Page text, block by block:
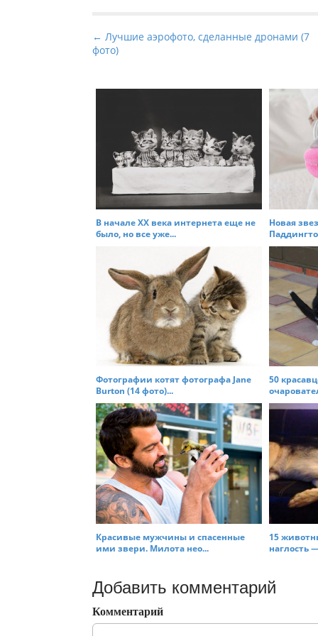
P
o
t
g
a
← Лучшие аэрофото, сделанные дронами (7
фото)
В начале XX века интернета еще не
было, но все уже...
Новая
Фотографии котят фотографа Jane
Burton (14 фото)...
50
Красивые мужчины и спасенные
ими звери. Милота нео...
15
наглость
Добавить комментарий
Комментарий